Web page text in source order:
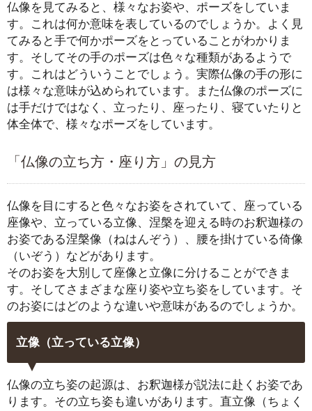
仏像を見てみると、様々なお姿や、ポーズをしていま
す。これは何か意味を表しているのでしょうか。よく見
てみると手で何かポーズをとっていることがわかりま
す。そしてその手のポーズは色々な種類があるようで
す。これはどういうことでしょう。実際仏像の手の形に
は様々な意味が込められています。また仏像のポーズに
は手だけではなく、立ったり、座ったり、寝ていたりと
体全体で、様々なポーズをしています。
「仏像の立ち方・座り方」の見方
仏像を目にすると色々なお姿をされていて、座っている
座像や、立っている立像、涅槃を迎える時のお釈迦様の
お姿である涅槃像（ねはんぞう）、腰を掛けている倚像
（いぞう）などがあります。
そのお姿を大別して座像と立像に分けることができま
す。そしてさまざまな座り姿や立ち姿をしています。そ
のお姿にはどのような違いや意味があるのでしょうか。
立像（立っている立像）
仏像の立ち姿の起源は、お釈迦様が説法に赴くお姿であ
ります。その立ち姿も違いがあります。直立像（ちょく